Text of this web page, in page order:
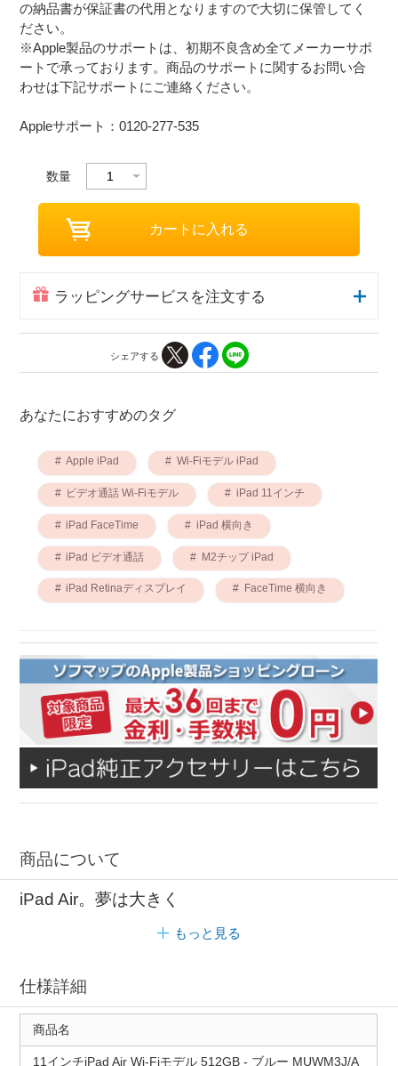
の納品書が保証書の代用となりますので大切に保管してく
ださい。
※Apple製品のサポートは、初期不良含め全てメーカーサポ
ートで承っております。商品のサポートに関するお問い合
わせは下記サポートにご連絡ください。
Appleサポート：0120-277-535
数量
ラッピングサービスを注文する
シェアする
あなたにおすすめのタグ
Apple iPad Wi-Fiモデル iPad
ビデオ通話 Wi-Fiモデル iPad 11インチ
iPad FaceTime iPad 横向き
iPad ビデオ通話 M2チップ iPad
iPad Retinaディスプレイ FaceTime 横向き
商品について
iPad Air。夢は大きく
もっと見る
仕様詳細
商品名
11インチiPad Air Wi-Fiモデル 512GB ‐ ブルー MUWM3J/A